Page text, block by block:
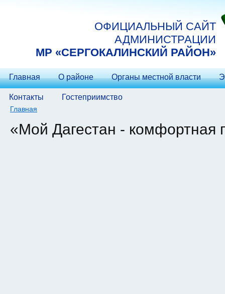
ОФИЦИАЛЬНЫЙ САЙТ
АДМИНИСТРАЦИИ
МP «СЕРГОКАЛИНСКИЙ РАЙОН»
Главная О районе Органы местной власти
Контакты Гостеприимство
Вы здесь
Главная
«Мой Дагестан - комфортная